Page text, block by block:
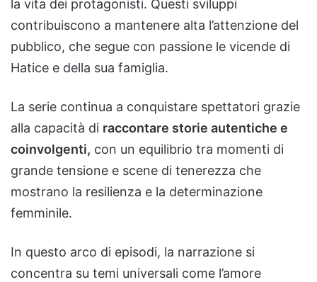
la vita dei protagonisti. Questi sviluppi
contribuiscono a mantenere alta l’attenzione del
pubblico, che segue con passione le vicende di
Hatice e della sua famiglia.
La serie continua a conquistare spettatori grazie
alla capacità di raccontare storie autentiche e
coinvolgenti, con un equilibrio tra momenti di
grande tensione e scene di tenerezza che
mostrano la resilienza e la determinazione
femminile.
In questo arco di episodi, la narrazione si
concentra su temi universali come l’amore